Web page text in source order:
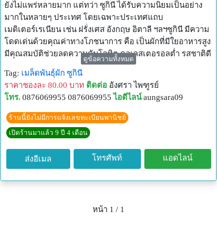
ยังไม่แพร่หลายมาก แต่ทว่า ซูกินี ได้รับความนิยมเป็นอย่าง
มากในหลายๆ ประเทศ โดยเฉพาะประเทศแถบ
เมดิเตอร์เรเนียน เช่น ฝรั่งเศส อังกฤษ อิตาลี ฯลฯซูกินี มีความ
โดดเด่นด้วยคุณค่าทางโภชนาการ คือ เป็นผักที่มีใยอาหารสูง
มีคุณสมบัติช่วยลดความดันโลหิต คอเลสเตอรอลต่ำ รสชาติดี
และมีสีสันสวยงาม น่ารับประทาน อีกทั้งยังปรุงอาหารได้หลาก
หลายประเภท สามารถรับประทานได้ทั้งสดๆ เช่น สลัด และ
เครื่องเคียงในอาหารประเภทต่างๆ และการปรุงให้สุก เช่น ผัด
เดี่ยวๆ
หรือผัดรวมกับเนื้อสัตว์ชนิดต่างๆ ทำแกงจืด และอีกมากมาย
นับเป็นผักที่น่าสนใจอย่างยิ่งในปัจจุบัน
ดูข้อความทั้งหมด
Tag: เมล็ดพันธุ์ผัก ซูกินี
ราคาชองละ 80.00 บาท ติดต่อ อังศรา ไพฑูรย์
โทร. 0876069955 0876069955 ไอดีไลน์ aungsara09
ร้านนี้ยังไม่มีการแจ้งเลขทะเบียนพานิชย์
เปิดร้านมาแล้ว 9 ปี 4 เดือน
ส่งอีเมล โทรศัพท์ แอดไลน์
หน้า 1 / 1